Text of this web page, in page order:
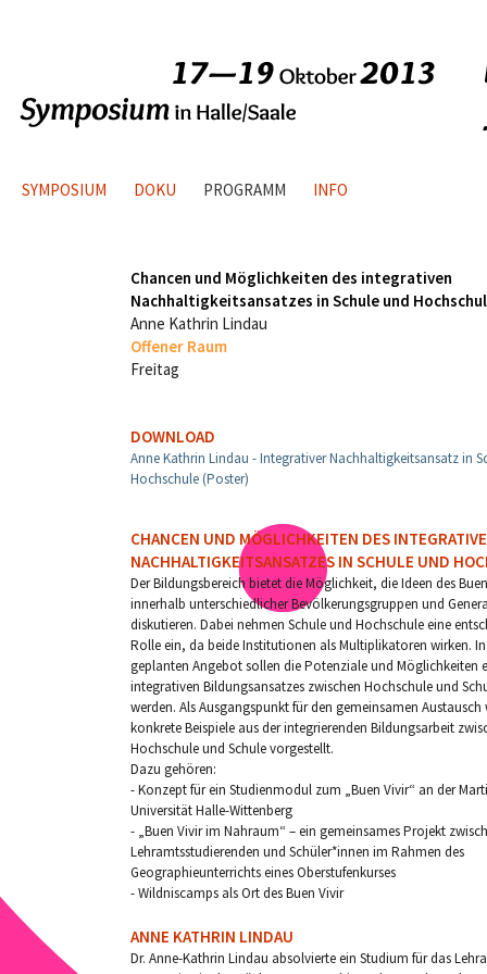
SYMPOSIUM DOKU PROGRAMM INFO
Chancen und Möglichkeiten des integrativen
Nachhaltigkeitsansatzes in Schule und
Anne Kathrin Lindau
Offener Raum
Freitag
DOWNLOAD
Anne Kathrin Lindau - Integrativer Nachhaltigkeitsansatz in
Hochschule (Poster)
CHANCEN UND MÖGLICHKEITEN DES
NACHHALTIGKEITSANSATZES IN SCHULE UND
Der Bildungsbereich bietet die Möglichkeit, die Ideen des
innerhalb unterschiedlicher Bevölkerungsgruppen und
diskutieren. Dabei nehmen Schule und Hochschule eine
Rolle ein, da beide Institutionen als Multiplikatoren wirken.
geplanten Angebot sollen die Potenziale und Möglichkeiten
integrativen Bildungsansatzes zwischen Hochschule und
werden. Als Ausgangspunkt für den gemeinsamen Austausch
konkrete Beispiele aus der integrierenden Bildungsarbeit
Hochschule und Schule vorgestellt.
Dazu gehören:
- Konzept für ein Studienmodul zum „Buen Vivir“ an der
Universität Halle-Wittenberg
- „Buen Vivir im Nahraum“ – ein gemeinsames Projekt
Lehramtsstudierenden und Schüler*innen im Rahmen des
Geographieunterrichts eines Oberstufenkurses
- Wildniscamps als Ort des Buen Vivir
ANNE KATHRIN LINDAU
Dr. Anne-Kathrin Lindau absolvierte ein Studium für das